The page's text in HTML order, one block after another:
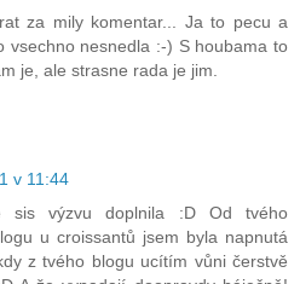
za mily komentar... Ja to pecu a
vsechno nesnedla :-) S houbama to
je, ale strasne rada je jim.
v 11:44
sis výzvu doplnila :D Od tvého
u croissantů jsem byla napnutá
z tvého blogu ucítím vůni čerstvě